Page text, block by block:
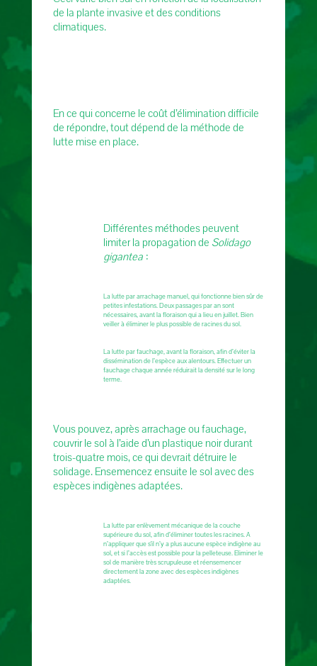
de la plante invasive et des conditions
climatiques.
En ce qui concerne le coût d’élimination difficile
de répondre, tout dépend de la méthode de
lutte mise en place.
Différentes méthodes peuvent
limiter la propagation de Solidago
gigantea:
La lutte par arrachage manuel, qui fonctionne bien sûr de
petites infestations. Deux passages par an sont
nécessaires, avant la floraison qui a lieu en juillet. Bien
veiller à éliminer le plus possible de racines du sol.
La lutte par fauchage, avant la floraison, afin d’éviter la
dissémination de l’espèce aux alentours. Effectuer un
fauchage chaque année réduirait la densité sur le long
terme.
Vous pouvez, après arrachage ou fauchage,
couvrir le sol à l’aide d’un plastique noir durant
trois-quatre mois, ce qui devrait détruire le
solidage. Ensemencez ensuite le sol avec des
espèces indigènes adaptées.
La lutte par enlèvement mécanique de la couche
supérieure du sol, afin d’éliminer toutes les racines. A
n’appliquer que s'il n’y a plus aucune espèce indigène au
sol, et si l’accès est possible pour la pelleteuse. Eliminer le
sol de manière très scrupuleuse et réensemencer
directement la zone avec des espèces indigènes
adaptées.